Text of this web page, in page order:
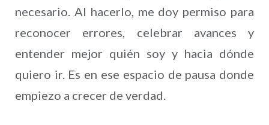
necesario. Al hacerlo, me doy permiso para
reconocer errores, celebrar avances y
entender mejor quién soy y hacia dónde
quiero ir. Es en ese espacio de pausa donde
empiezo a crecer de verdad.